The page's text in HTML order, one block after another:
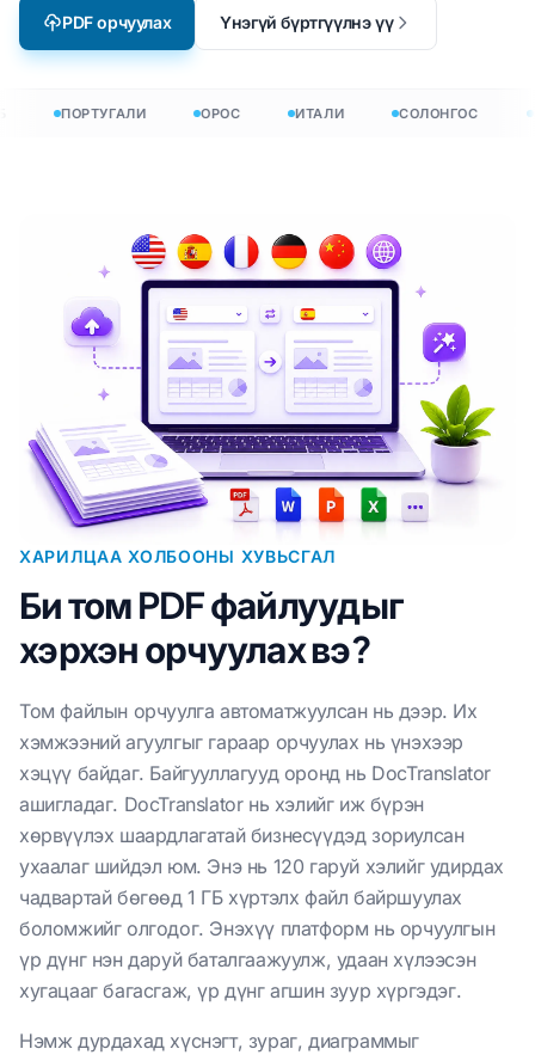
PDF орчуулах Үнэгүй бүртгүүлнэ үү
ПОРТУГАЛИ ОРОС ИТАЛИ СОЛОНГОС
ХАРИЛЦАА ХОЛБООНЫ ХУВЬСГАЛ
Би том PDF файлуудыг
хэрхэн орчуулах вэ?
Том файлын орчуулга автоматжуулсан нь дээр. Их
хэмжээний агуулгыг гараар орчуулах нь үнэхээр
хэцүү байдаг. Байгууллагууд оронд нь DocTranslator
ашигладаг. DocTranslator нь хэлийг иж бүрэн
хөрвүүлэх шаардлагатай бизнесүүдэд зориулсан
ухаалаг шийдэл юм. Энэ нь 120 гаруй хэлийг удирдах
чадвартай бөгөөд 1 ГБ хүртэлх файл байршуулах
боломжийг олгодог. Энэхүү платформ нь орчуулгын
үр дүнг нэн даруй баталгаажуулж, удаан хүлээсэн
хугацааг багасгаж, үр дүнг агшин зуур хүргэдэг.
Нэмж дурдахад хүснэгт, зураг, диаграммыг